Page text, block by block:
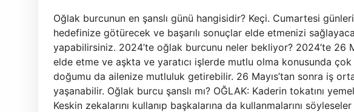
Oğlak burcunun en şanslı günü hangisidir? Keçi. Cumartesi
hedefinize götürecek ve başarılı sonuçlar elde etmenizi
yapabilirsiniz. 2024’te oğlak burcunu neler bekliyor? 2024’te 26
elde etme ve aşkta ve yaratıcı işlerde mutlu olma konusunda çok
doğumu da ailenize mutluluk getirebilir. 26 Mayıs’tan sonra iş
yaşanabilir. Oğlak burcu şanslı mı? OĞLAK: Kaderin tokatını
Keskin zekalarını kullanıp başkalarına da kullanmalarını